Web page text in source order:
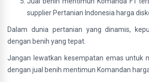
supplier Pertanian Indonesia harga
Dalam dunia pertanian yang dinamis,
dengan benih yang tepat.
Jangan lewatkan kesempatan emas untuk
dengan jual benih mentimun Komandan